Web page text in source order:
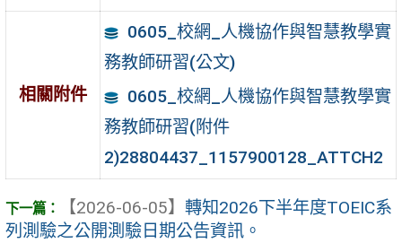
相關附件
0605_校網_人機協作與智慧教學實
務教師研習(公文)
0605_校網_人機協作與智慧教學實
務教師研習(附件
2)28804437_1157900128_ATTCH2
【2026-06-05】 轉知2026下半年度TOEIC系
列測驗之公開測驗日期公告資訊。